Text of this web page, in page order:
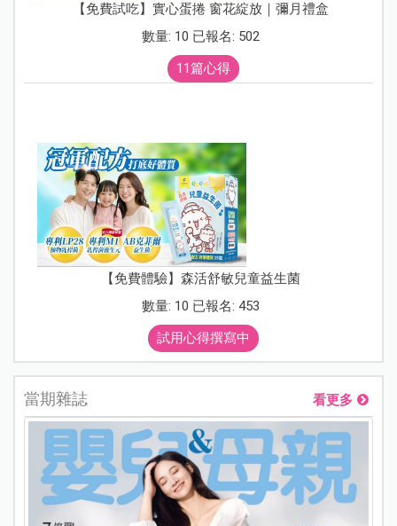
【免費試吃】實心蛋捲 窗花綻放｜彌月禮盒
數量: 10 已報名: 502
11篇心得
【免費體驗】森活舒敏兒童益生菌
數量: 10 已報名: 453
試用心得撰寫中
當期雜誌 看更多